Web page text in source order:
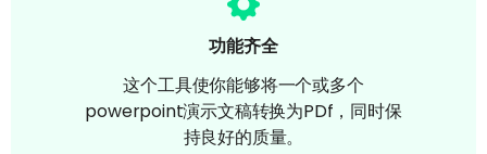
功能齐全
这个工具使你能够将一个或多个
powerpoint演示文稿转换为PDf，同时保
持良好的质量。